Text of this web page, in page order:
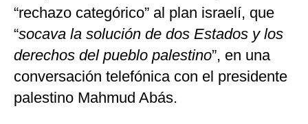
“rechazo categórico” al plan israelí, que
“socava la solución de dos Estados y los
derechos del pueblo palestino”, en una
conversación telefónica con el presidente
palestino Mahmud Abás.